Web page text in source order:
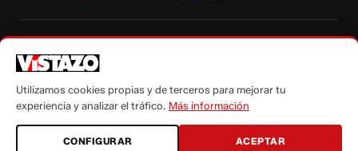
autorización escrita de su titular, de todos los contenidos de Vistazo.com.
Utilizamos cookies propias y de terceros para mejorar tu
experiencia y analizar el tráfico. Más información
CONFIGURAR ACEPTAR